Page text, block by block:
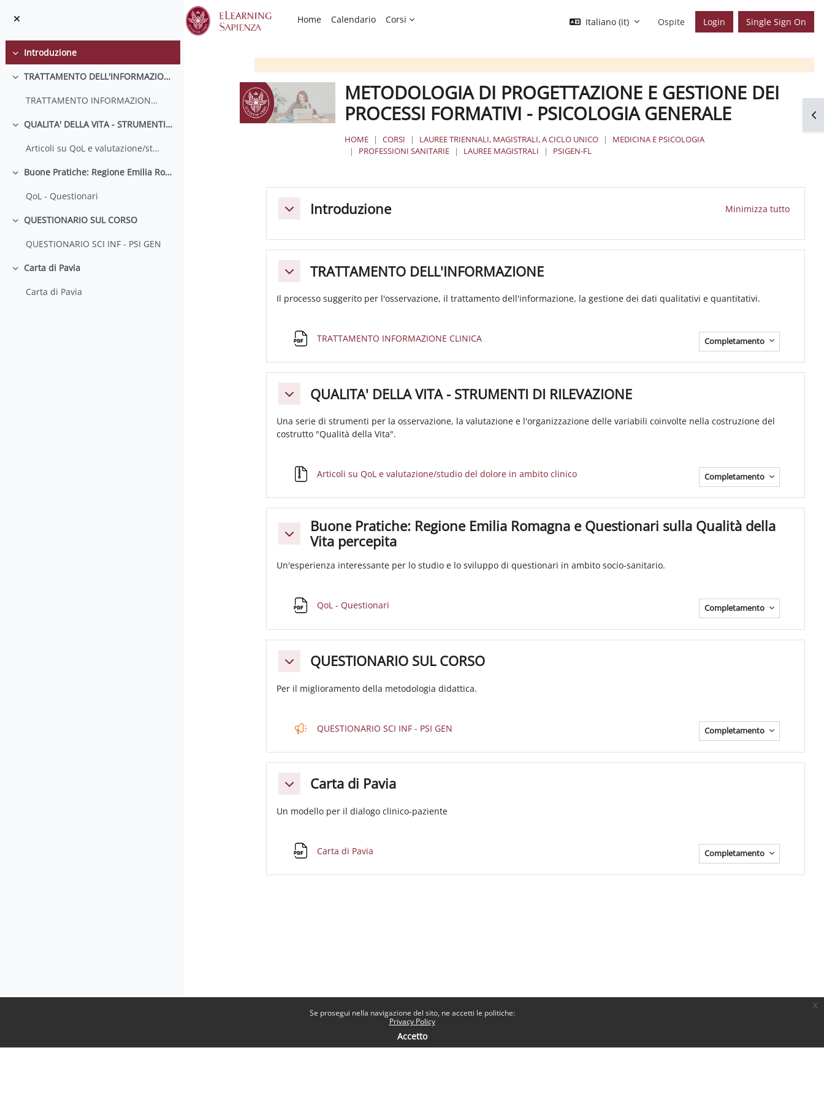
Se prosegui nella navigazione del sito, ne accetti le politiche:
Privacy Policy
Accetto
x
Home Calendario Corsi Italiano ‎(it)‎ Ospite Login Single Sign On
Minimizza
Introduzione
Minimizza TRATTAMENTO DELL'INFORMAZIONE
TRATTAMENTO INFORMAZIONE CLINICA
Minimizza QUALITA' DELLA VITA - STRUMENTI DI RILEVAZIONE
Articoli su QoL e valutazione/studio del dolore in ambito clinico
Minimizza Buone Pratiche: Regione Emilia Romagna e Questionari sulla Qualità della Vita percepita
QoL - Questionari
Minimizza
QUESTIONARIO SUL CORSO
QUESTIONARIO SCI INF - PSI GEN
Minimizza
Carta di Pavia
Carta di Pavia
METODOLOGIA DI PROGETTAZIONE E GESTIONE DEI
PROCESSI FORMATIVI - PSICOLOGIA GENERALE
HOME CORSI LAUREE TRIENNALI, MAGISTRALI, A CICLO UNICO
MEDICINA E PSICOLOGIA
PROFESSIONI SANITARIE
LAUREE MAGISTRALI PSIGEN-FL
Schema della sezione
MinimizzaIntroduzione Minimizza tutto
MinimizzaTRATTAMENTO DELL'INFORMAZIONE
Il processo suggerito per l'osservazione, il trattamento dell'informazione, la gestione dei dati qualitativi e quantitativi.
TRATTAMENTO INFORMAZIONE CLINICA Completamento
MinimizzaQUALITA' DELLA VITA - STRUMENTI DI RILEVAZIONE
Una serie di strumenti per la osservazione, la valutazione e l'organizzazione delle variabili coinvolte nella costruzione del
costrutto "Qualità della Vita".
Articoli su QoL e valutazione/studio del dolore in ambito clinico Completamento
Minimizza
Buone Pratiche: Regione Emilia Romagna e Questionari sulla Qualità della
Vita percepita
Un'esperienza interessante per lo studio e lo sviluppo di questionari in ambito socio-sanitario.
QoL - Questionari Completamento
MinimizzaQUESTIONARIO SUL CORSO
Per il miglioramento della metodologia didattica.
QUESTIONARIO SCI INF - PSI GEN Completamento
MinimizzaCarta di Pavia
Un modello per il dialogo clinico-paziente
Carta di Pavia Completamento